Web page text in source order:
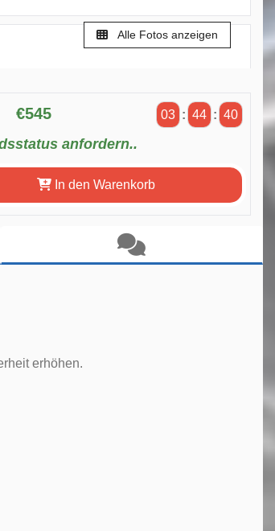
Alle Fotos anzeigen
€545 03 : 44 : 39
anfordern..
In den Warenkorb
erhöhen.